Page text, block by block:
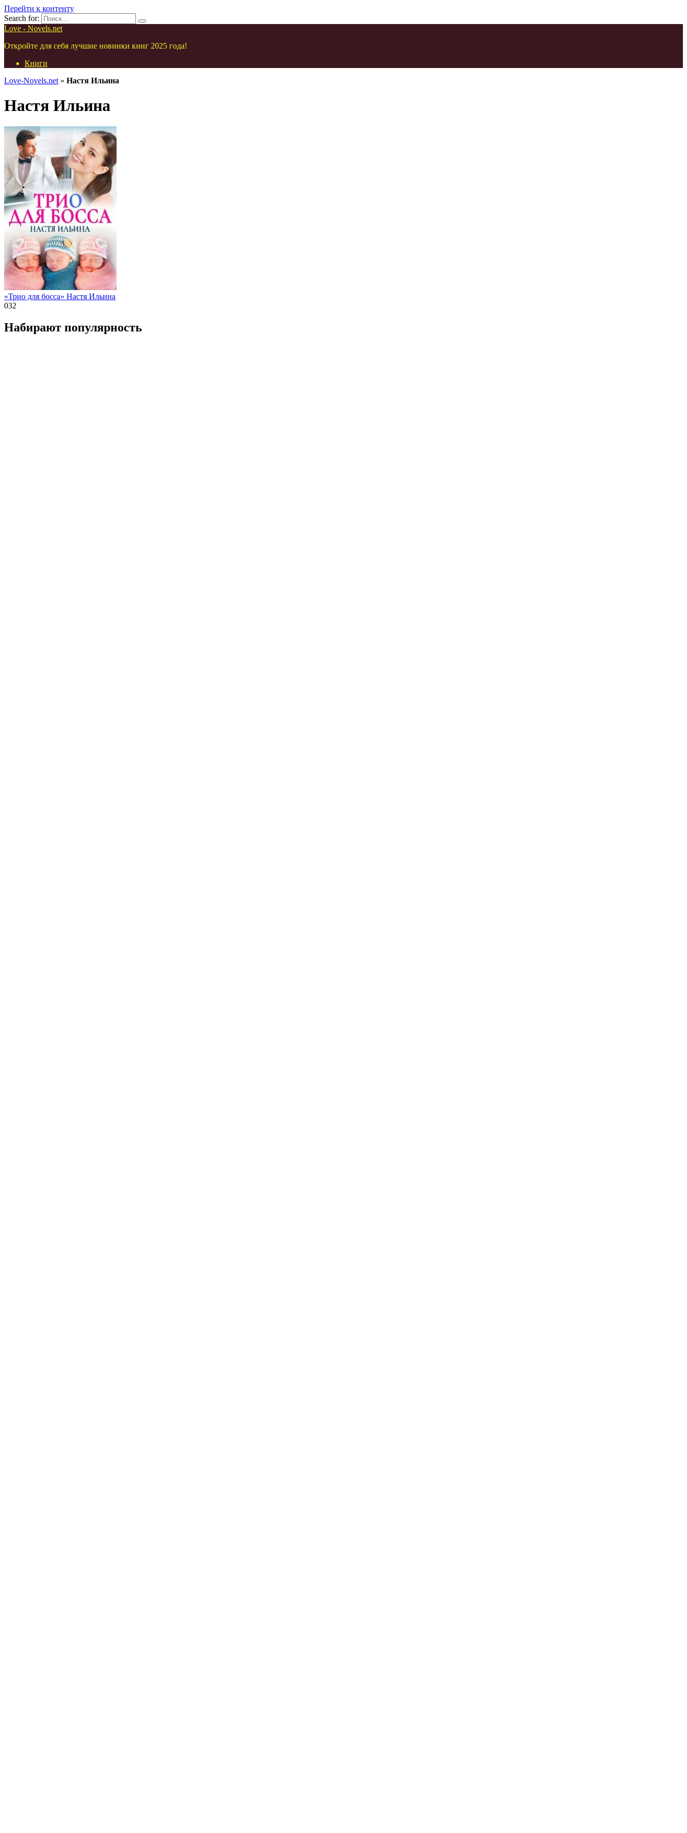
Перейти к контенту
Search for:
Love - Novels.net
Откройте для себя лучшие новинки книг 2025 года!
Книги
Love-Novels.net » Настя Ильина
Настя Ильина
«Трио для босса» Настя Ильина
032
Набирают популярность